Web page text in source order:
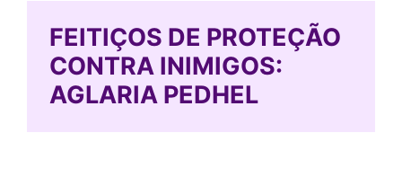
FEITIÇOS DE PROTEÇÃO
CONTRA INIMIGOS:
AGLARIA PEDHEL